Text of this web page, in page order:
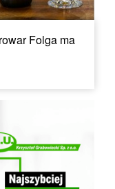
Folga ma